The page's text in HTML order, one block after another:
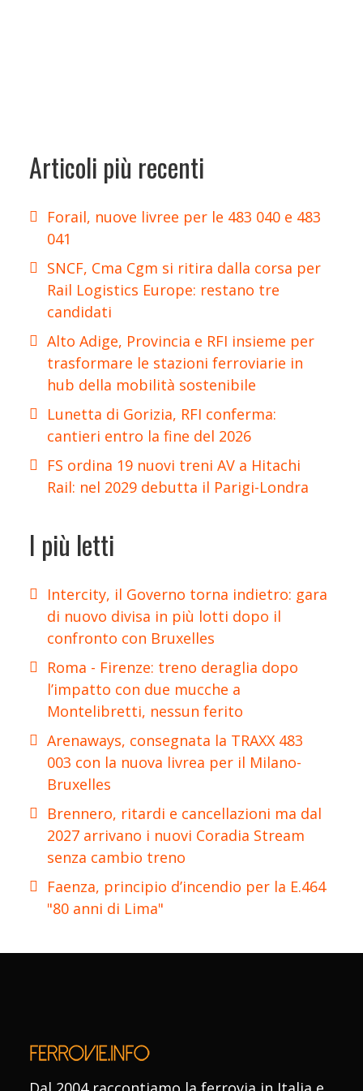
Articoli più recenti
Forail, nuove livree per le 483 040 e 483
041
SNCF, Cma Cgm si ritira dalla corsa per
Rail Logistics Europe: restano tre
candidati
Alto Adige, Provincia e RFI insieme per
trasformare le stazioni ferroviarie in
hub della mobilità sostenibile
Lunetta di Gorizia, RFI conferma:
cantieri entro la fine del 2026
FS ordina 19 nuovi treni AV a Hitachi
Rail: nel 2029 debutta il Parigi-Londra
I più letti
Intercity, il Governo torna indietro: gara
di nuovo divisa in più lotti dopo il
confronto con Bruxelles
Roma - Firenze: treno deraglia dopo
l’impatto con due mucche a
Montelibretti, nessun ferito
Arenaways, consegnata la TRAXX 483
003 con la nuova livrea per il Milano-
Bruxelles
Brennero, ritardi e cancellazioni ma dal
2027 arrivano i nuovi Coradia Stream
senza cambio treno
Faenza, principio d’incendio per la E.464
"80 anni di Lima"